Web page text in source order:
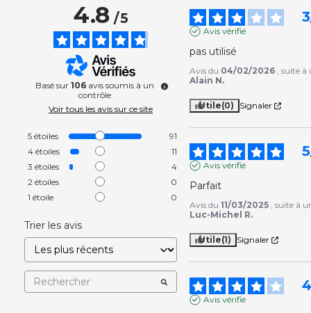
4.8/5
Basé sur 106 avis soumis à un
contrôle
Voir tous les avis sur ce site
5 étoiles
91
4 étoiles
11
3 étoiles
4
2 étoiles
0
1 étoile 0
Trier les avis
3
Avis vérifié
pas utilisé
Avis du 04/02/2026 , suite à
Alain N.
Utile(0) Signaler
5
Avis vérifié
Parfait
Avis du11/03/2025 , suite à
Luc-Michel R.
Utile(1) Signaler
Avis vérifié